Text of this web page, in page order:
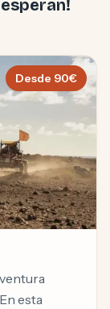
Desde 90€
esta